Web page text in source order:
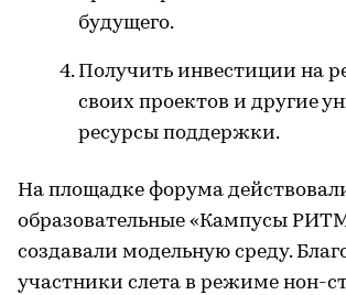
будущего.
Получить инвестиции на
своих проектов и другие
ресурсы поддержки.
На площадке форума
образовательные «Кампусы
создавали модельную среду.
участники слета в режиме нон-